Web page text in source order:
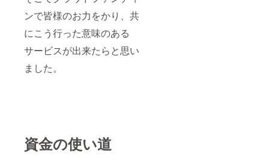
ンで皆様のお力をかり、共
にこう行った意味のある
サービスが出来たらと思い
ました。
資金の使い道